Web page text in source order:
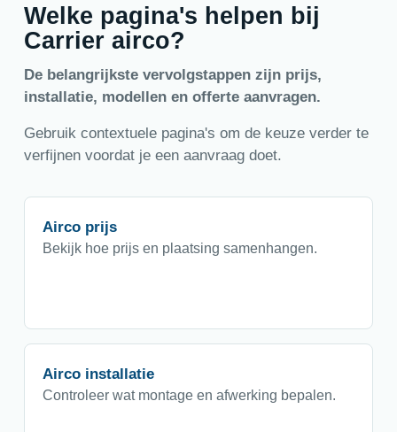
Welke pagina's helpen bij
Carrier airco?
De belangrijkste vervolgstappen zijn prijs,
installatie, modellen en offerte aanvragen.
Gebruik contextuele pagina's om de keuze verder te
verfijnen voordat je een aanvraag doet.
Airco prijs
Bekijk hoe prijs en plaatsing samenhangen.
Airco installatie
Controleer wat montage en afwerking bepalen.